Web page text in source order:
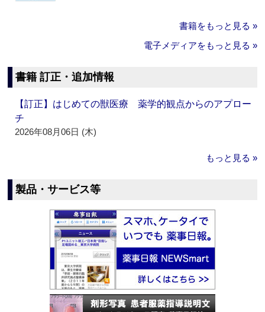
書籍をもっと見る »
電子メディアをもっと見る »
書籍 訂正・追加情報
【訂正】はじめての獣医療 薬学的観点からのアプロー
チ
2026年08月06日 (木)
もっと見る »
製品・サービス等